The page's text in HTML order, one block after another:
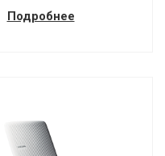
Подробнее